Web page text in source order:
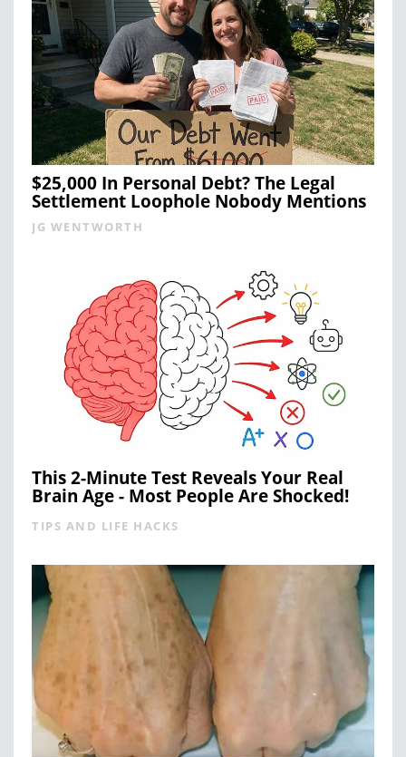
$25,000 In Personal Debt? The Legal
Settlement Loophole Nobody Mentions
JG WENTWORTH
This 2-Minute Test Reveals Your Real
Brain Age - Most People Are Shocked!
TIPS AND LIFE HACKS